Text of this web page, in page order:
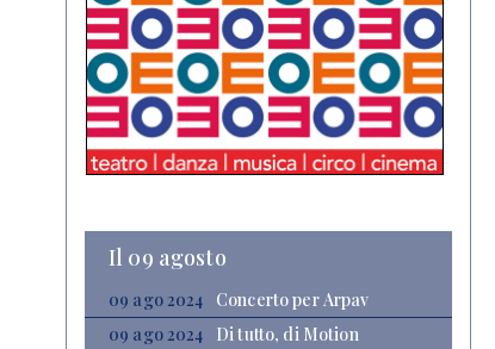
Il 09 agosto
09 ago 2024
Concerto per Arpav
09 ago 2024
Di tutto, di Motion